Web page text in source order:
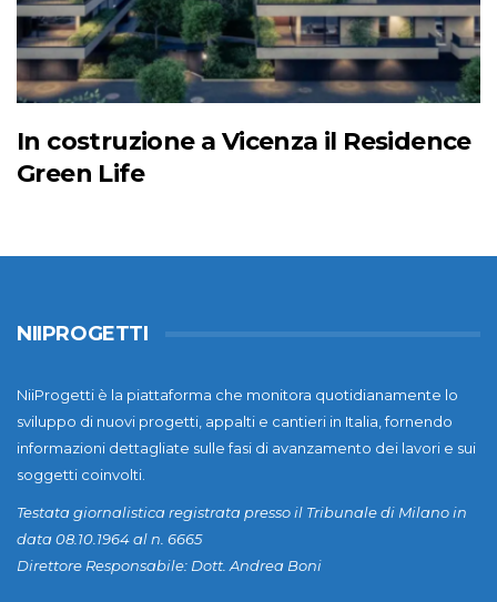
In costruzione a Vicenza il Residence
Green Life
NIIPROGETTI
NiiProgetti è la piattaforma che monitora quotidianamente lo
sviluppo di nuovi progetti, appalti e cantieri in Italia, fornendo
informazioni dettagliate sulle fasi di avanzamento dei lavori e sui
soggetti coinvolti.
Testata giornalistica registrata presso il Tribunale di Milano in
data 08.10.1964 al n. 6665
Direttore Responsabile: Dott. Andrea Boni